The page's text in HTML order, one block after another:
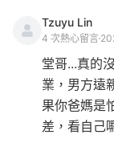
Tzuyu Lin
4 次熱心留言
堂哥...真的
業，男方遠
果你爸媽是
差，看自己